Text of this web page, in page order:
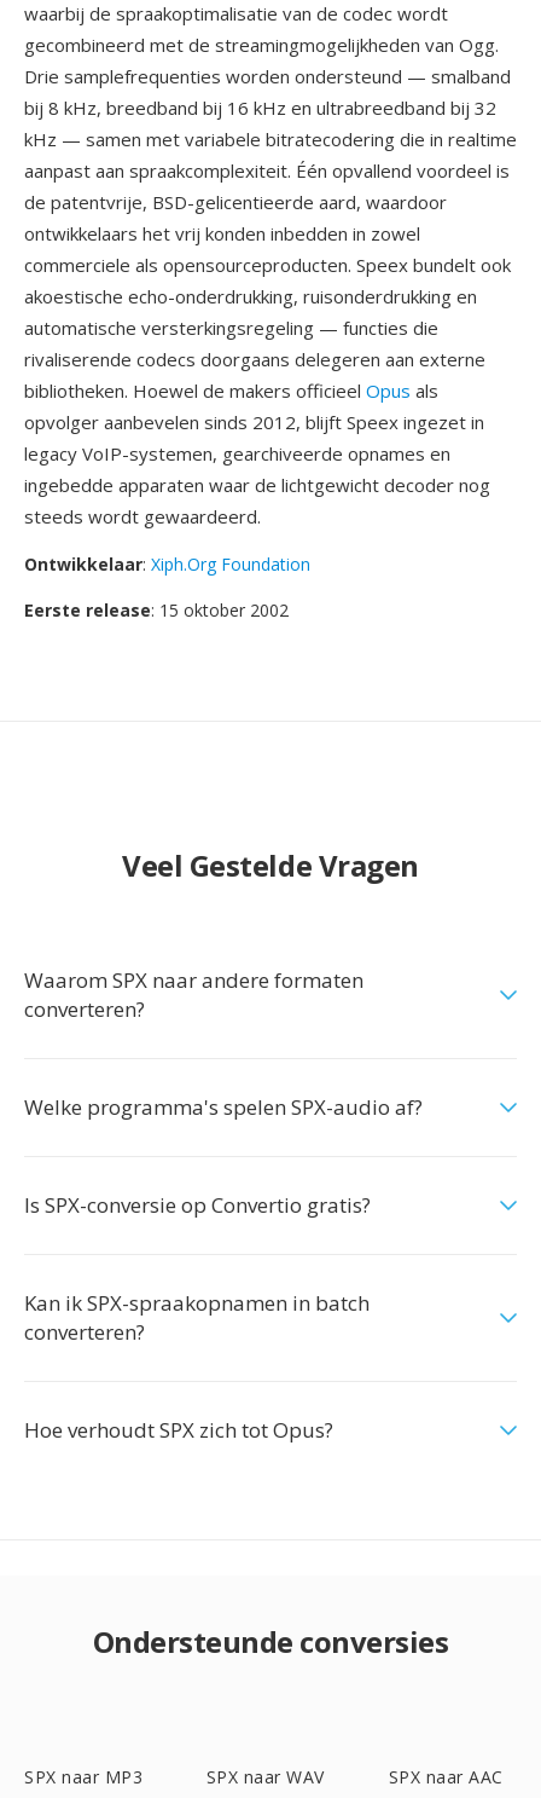
waarbij de spraakoptimalisatie van de codec wordt
gecombineerd met de streamingmogelijkheden van Ogg.
Drie samplefrequenties worden ondersteund — smalband
bij 8 kHz, breedband bij 16 kHz en ultrabreedband bij 32
kHz — samen met variabele bitratecodering die in realtime
aanpast aan spraakcomplexiteit. Één opvallend voordeel is
de patentvrije, BSD-gelicentieerde aard, waardoor
ontwikkelaars het vrij konden inbedden in zowel
commerciele als opensourceproducten. Speex bundelt ook
akoestische echo-onderdrukking, ruisonderdrukking en
automatische versterkingsregeling — functies die
rivaliserende codecs doorgaans delegeren aan externe
bibliotheken. Hoewel de makers officieel Opus als
opvolger aanbevelen sinds 2012, blijft Speex ingezet in
legacy VoIP-systemen, gearchiveerde opnames en
ingebedde apparaten waar de lichtgewicht decoder nog
steeds wordt gewaardeerd.
Ontwikkelaar: Xiph.Org Foundation
Eerste release: 15 oktober 2002
Veel Gestelde Vragen
Waarom SPX naar andere formaten
converteren?
Welke programma's spelen SPX-audio af?
Is SPX-conversie op Convertio gratis?
Kan ik SPX-spraakopnamen in batch
converteren?
Hoe verhoudt SPX zich tot Opus?
Ondersteunde conversies
SPX naar MP3 SPX naar WAV SPX naar AAC